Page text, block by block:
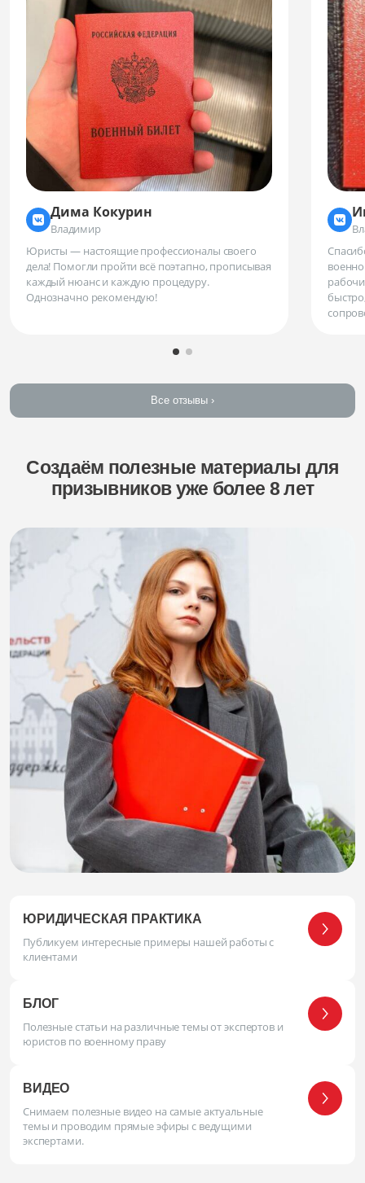
Дима Кокурин
Владимир
Юристы — настоящие профессионалы своего
дела! Помогли пройти всё поэтапно, прописывая
каждый нюанс и каждую процедуру.
Однозначно рекомендую!
Все отзывы ›
Создаём полезные материалы для
призывников уже более 8 лет
ЮРИДИЧЕСКАЯ ПРАКТИКА
Публикуем интересные примеры нашей работы с
клиентами
БЛОГ
Полезные статьи на различные темы от экспертов и
юристов по военному праву
ВИДЕО
Снимаем полезные видео на самые актуальные
темы и проводим прямые эфиры с ведущими
экспертами.